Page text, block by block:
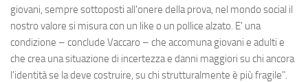
giovani, sempre sottoposti all'onere della prova, nel mondo social il
nostro valore si misura con un like o un pollice alzato. E' una
condizione – conclude Vaccaro – che accomuna giovani e adulti e
che crea una situazione di incertezza e danni maggiori su chi ancora
l'identità se la deve costruire, su chi strutturalmente è più fragile".